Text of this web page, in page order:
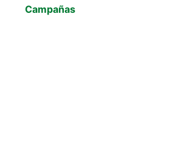
Campañas